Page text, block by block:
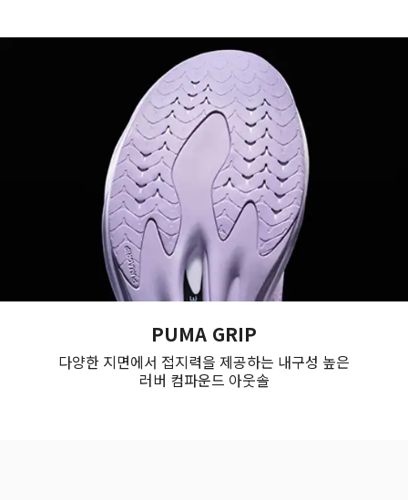
PUMA GRIP
다양한 지면에서 접지력을 제공하는 내구성 높은
러버 컴파운드 아웃솔